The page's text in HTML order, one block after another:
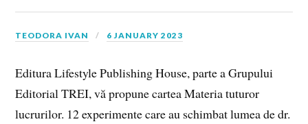
TEODORA IVAN 6 JANUARY 2023
Editura Lifestyle Publishing House, parte a Grupului
Editorial TREI, vă propune cartea Materia tuturor
lucrurilor. 12 experimente care au schimbat lumea de dr.